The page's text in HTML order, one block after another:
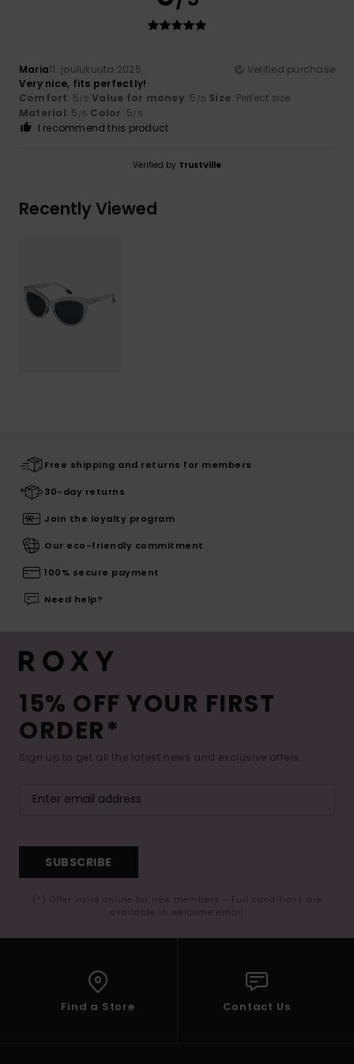
Maria11. joulukuuta 2025
Verified purchase
Very nice, fits perfectly!
Comfort: 5/5 Value for money: 5 /5 Size: Perfect size
Material: 5 /5 Color: 5/5
I recommend this product
Verified by TrustVille
Recently Viewed
Free shipping and returns for members
30-day returns
Join the loyalty program
Our eco-friendly commitment
100% secure payment
Need help?
15% OFF YOUR FIRST
ORDER*
Sign up to get all the latest news and exclusive offers.
SUBSCRIBE
(*) Offer valid online for new members - Full conditions are
available in welcome email
Find a Store Contact Us